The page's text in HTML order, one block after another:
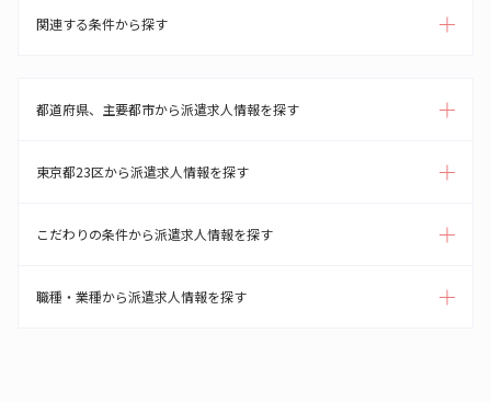
関連する条件から探す
都道府県、主要都市から派遣求人情報を探す
東京都23区から派遣求人情報を探す
こだわりの条件から派遣求人情報を探す
職種・業種から派遣求人情報を探す